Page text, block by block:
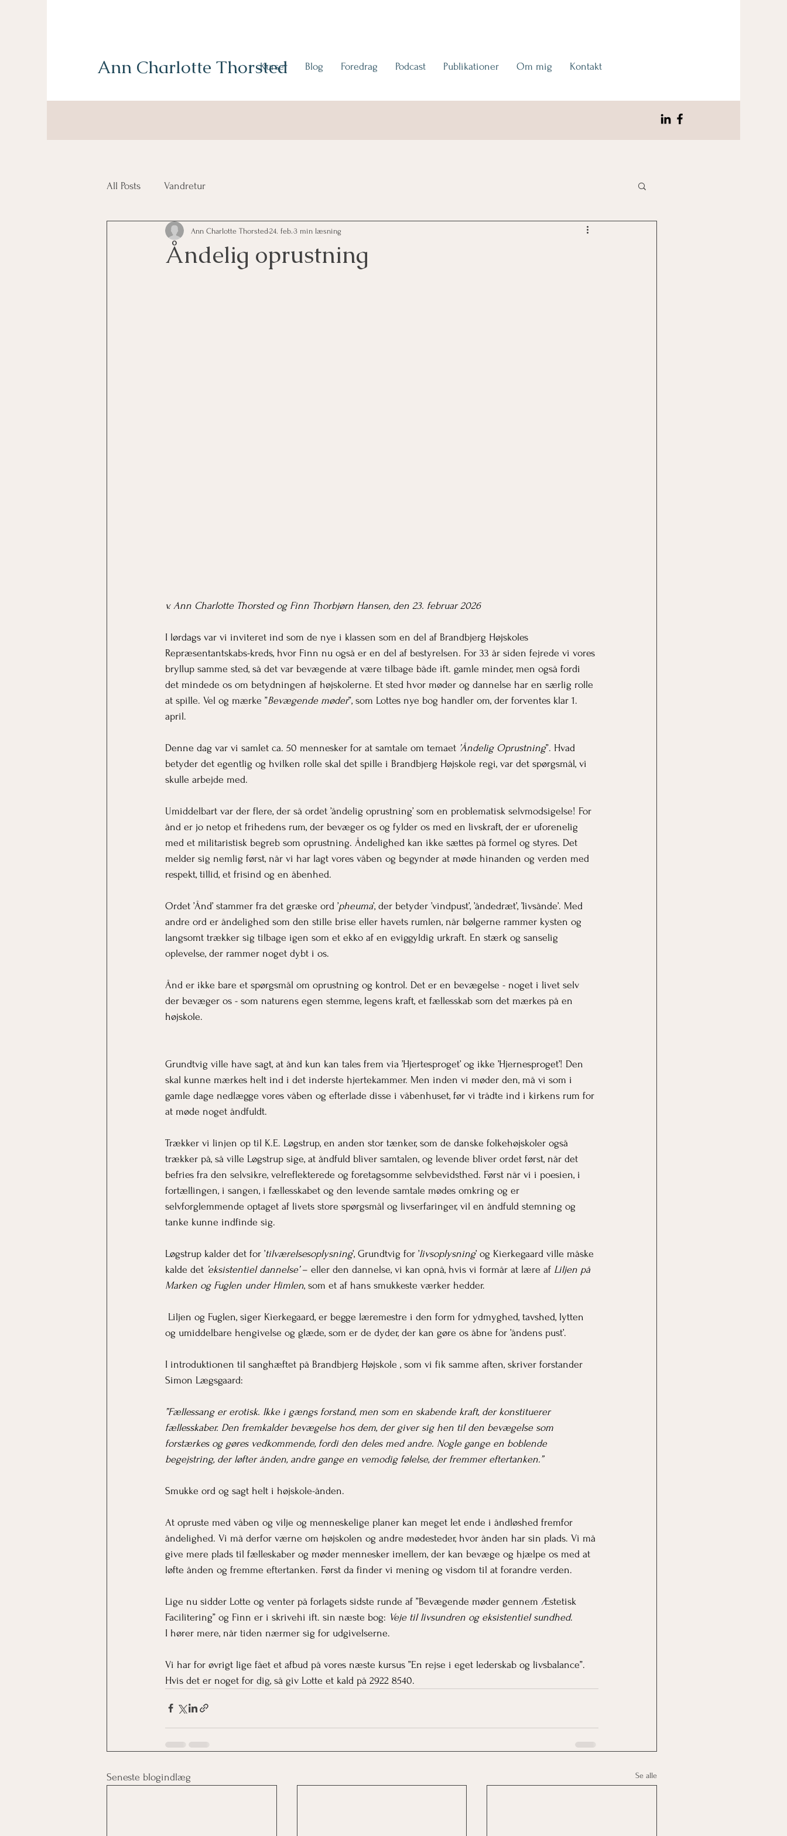
Ann Charlotte Thorsted
Kurser Blog Foredrag Podcast Publikationer Om mig Kontakt
All Posts Vandretur
Åndelig oprustning
Ann Charlotte Thorsted 24. feb. 3 min læsning
v. Ann Charlotte Thorsted og Finn Thorbjørn Hansen, den 23. februar 2026
I lørdags var vi inviteret ind som de nye i klassen som en del af Brandbjerg Højskoles
Repræsentantskabs-kreds, hvor Finn nu også er en del af bestyrelsen. For 33 år siden fejrede vi vores
bryllup samme sted, så det var bevægende at være tilbage både ift. gamle minder, men også fordi
det mindede os om betydningen af højskolerne. Et sted hvor møder og dannelse har en særlig rolle
at spille. Vel og mærke ”Bevægende møder”, som Lottes nye bog handler om, der forventes klar 1.
april.
Denne dag var vi samlet ca. 50 mennesker for at samtale om temaet ’Åndelig Oprustning”. Hvad
betyder det egentlig og hvilken rolle skal det spille i Brandbjerg Højskole regi, var det spørgsmål, vi
skulle arbejde med.
Umiddelbart var der flere, der så ordet ’åndelig oprustning’ som en problematisk selvmodsigelse! For
ånd er jo netop et frihedens rum, der bevæger os og fylder os med en livskraft, der er uforenelig
med et militaristisk begreb som oprustning. Åndelighed kan ikke sættes på formel og styres. Det
melder sig nemlig først, når vi har lagt vores våben og begynder at møde hinanden og verden med
respekt, tillid, et frisind og en åbenhed.
Ordet ’Ånd’ stammer fra det græske ord ’pheuma’, der betyder ’vindpust’, ’åndedræt’, ’livsånde’. Med
andre ord er åndelighed som den stille brise eller havets rumlen, når bølgerne rammer kysten og
langsomt trækker sig tilbage igen som et ekko af en eviggyldig urkraft. En stærk og sanselig
oplevelse, der rammer noget dybt i os.
Ånd er ikke bare et spørgsmål om oprustning og kontrol. Det er en bevægelse - noget i livet selv
der bevæger os - som naturens egen stemme, legens kraft, et fællesskab som det mærkes på en
højskole.
Grundtvig ville have sagt, at ånd kun kan tales frem via ’Hjertesproget’ og ikke ’Hjernesproget’! Den
skal kunne mærkes helt ind i det inderste hjertekammer. Men inden vi møder den, må vi som i
gamle dage nedlægge vores våben og efterlade disse i våbenhuset, før vi trådte ind i kirkens rum for
at møde noget åndfuldt.
Trækker vi linjen op til K.E. Løgstrup, en anden stor tænker, som de danske folkehøjskoler også
trækker på, så ville Løgstrup sige, at åndfuld bliver samtalen, og levende bliver ordet først, når det
befries fra den selvsikre, velreflekterede og foretagsomme selvbevidsthed. Først når vi i poesien, i
fortællingen, i sangen, i fællesskabet og den levende samtale mødes omkring og er
selvforglemmende optaget af livets store spørgsmål og livserfaringer, vil en åndfuld stemning og
tanke kunne indfinde sig.
Løgstrup kalder det for ’tilværelsesoplysning’, Grundtvig for ’livsoplysning’ og Kierkegaard ville måske
kalde det ’eksistentiel dannelse’ – eller den dannelse, vi kan opnå, hvis vi formår at lære af Liljen på
Marken og Fuglen under Himlen, som et af hans smukkeste værker hedder.
Liljen og Fuglen, siger Kierkegaard, er begge læremestre i den form for ydmyghed, tavshed, lytten
og umiddelbare hengivelse og glæde, som er de dyder, der kan gøre os åbne for ’åndens pust’.
I introduktionen til sanghæftet på Brandbjerg Højskole , som vi fik samme aften, skriver forstander
Simon Lægsgaard:
”Fællessang er erotisk. Ikke i gængs forstand, men som en skabende kraft, der konstituerer
fællesskaber. Den fremkalder bevægelse hos dem, der giver sig hen til den bevægelse som
forstærkes og gøres vedkommende, fordi den deles med andre. Nogle gange en boblende
begejstring, der løfter ånden, andre gange en vemodig følelse, der fremmer eftertanken.”
Smukke ord og sagt helt i højskole-ånden.
At opruste med våben og vilje og menneskelige planer kan meget let ende i åndløshed fremfor
åndelighed. Vi må derfor værne om højskolen og andre mødesteder, hvor ånden har sin plads. Vi må
give mere plads til fælleskaber og møder mennesker imellem, der kan bevæge og hjælpe os med at
løfte ånden og fremme eftertanken. Først da finder vi mening og visdom til at forandre verden.
Lige nu sidder Lotte og venter på forlagets sidste runde af ”Bevægende møder gennem Æstetisk
Facilitering” og Finn er i skrivehi ift. sin næste bog: Veje til livsundren og eksistentiel sundhed.
I hører mere, når tiden nærmer sig for udgivelserne.
Vi har for øvrigt lige fået et afbud på vores næste kursus ”En rejse i eget lederskab og livsbalance”.
Hvis det er noget for dig, så giv Lotte et kald på 2922 8540.
Seneste blogindlæg Se alle